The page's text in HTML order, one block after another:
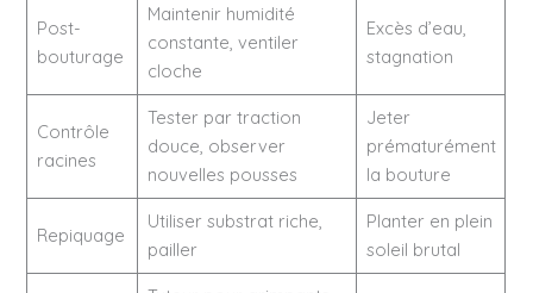
Post-
bouturage
Maintenir humidité
constante, ventiler
cloche
Excès d’eau,
stagnation
Contrôle
racines
Tester par traction
douce, observer
nouvelles pousses
Jeter
prématurément
la bouture
Repiquage
Utiliser substrat riche,
pailler
Planter en plein
soleil brutal